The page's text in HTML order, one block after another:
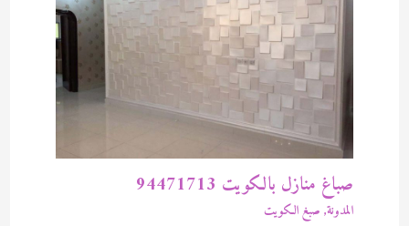
صباغ منازل بالكويت 94471713
المدونة, صبغ الكويت